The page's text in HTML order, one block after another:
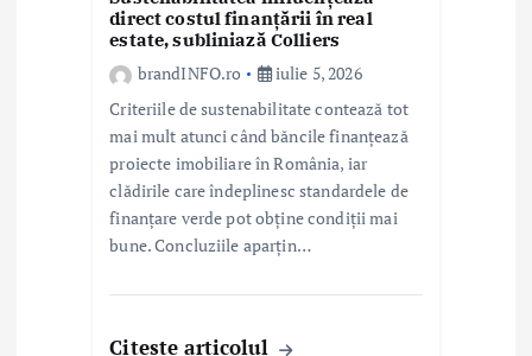
direct costul finanțării în real
estate, subliniază Colliers
brandINFO.ro
iulie 5, 2026
Criteriile de sustenabilitate contează tot
mai mult atunci când băncile finanțează
proiecte imobiliare în România, iar
clădirile care îndeplinesc standardele de
finanțare verde pot obține condiții mai
bune. Concluziile aparțin…
Citeste articolul